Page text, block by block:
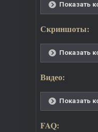
Показать
Скриншоты:
Показать
Видео:
Показать
FAQ: